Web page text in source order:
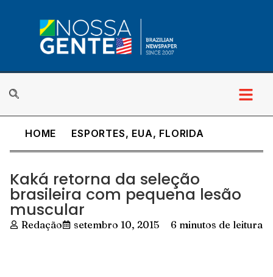
HOME ESPORTES, EUA, FLORIDA
Kaká retorna da seleção
brasileira com pequena lesão
muscular
Redação setembro 10, 2015 6 minutos de leitura